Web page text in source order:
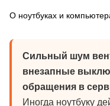
О ноутбуках и
Сильный шум
внезапные
обращения в
Иногда ноутбуку